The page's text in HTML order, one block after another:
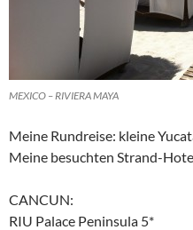
MEXICO – RIVIERA MAYA
Meine Rundreise: kleine
Meine besuchten Strand-
CANCUN:
RIU Palace Peninsula 5*